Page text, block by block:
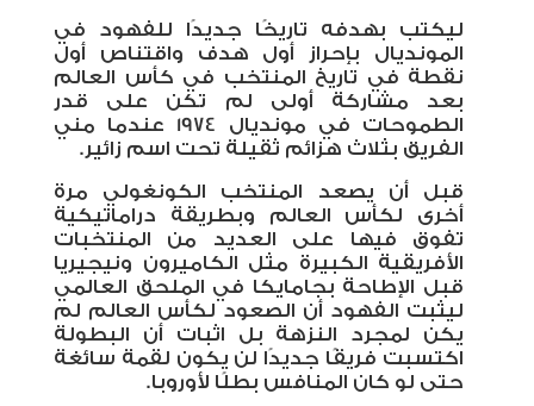
ليكتب بهدفه تاريخًا جديدًا للفهود في
المونديال بإحراز أول هدف واقتناص أول
نقطة في تاريخ المنتخب في كأس العالم
بعد مشاركة أولى لم تكن على قدر
الطموحات في مونديال 1974 عندما مني
الفريق بثلاث هزائم ثقيلة تحت اسم زائير.
قبل أن يصعد المنتخب الكونغولي مرة
أخرى لكأس العالم وبطريقة دراماتيكية
تفوق فيها على العديد من المنتخبات
الأفريقية الكبيرة مثل الكاميرون ونيجيريا
قبل الإطاحة بجامايكا في الملحق العالمي
ليثبت الفهود أن الصعود لكأس العالم لم
يكن لمجرد النزهة بل اثبات أن البطولة
اكتسبت فريقًا جديدًا لن يكون لقمة سائغة
حتى لو كان المنافس بطلًا لأوروبا.